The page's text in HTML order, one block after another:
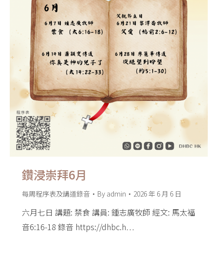
鑽浸崇拜6月
每周程序表及講道錄音 By admin 2026 年 6 月 6 日
六月七日 講題: 禁食 講員: 鍾志廣牧師 經文: 馬太福
音6:16-18 錄音 https://dhbc.h…